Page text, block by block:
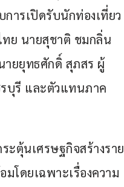
ารเปิดรับนักท่องเที่ยว
ย นายสุชาติ ชมกลิ่น
ายยุทธศักดิ์ สุภสร ผู้
รบุรี และตัวแทนภาค
ะตุ้นเศรษฐกิจสร้างราย
โดยเฉพาะเรื่องความ